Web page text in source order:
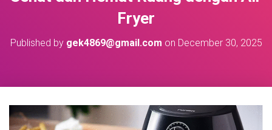
Fryer
Published by gek4869@gmail.com on December 30, 2025